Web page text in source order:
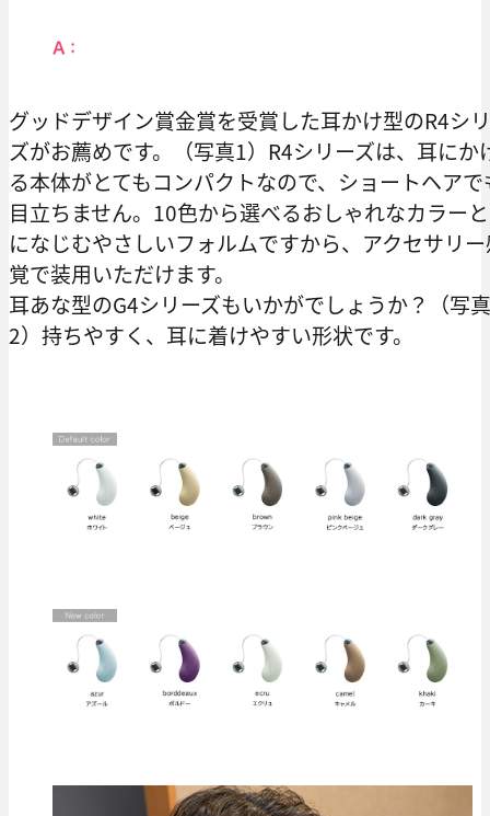
グッドデザイン賞金賞を受賞した耳かけ型のR4シ
ズがお薦めです。（写真1）R4シリーズは、耳にか
る本体がとてもコンパクトなので、ショートヘアで
目立ちません。10色から選べるおしゃれなカラー
になじむやさしいフォルムですから、アクセサリ
覚で装用いただけます。
耳あな型のG4シリーズもいかがでしょうか？（写真
2）持ちやすく、耳に着けやすい形状です。